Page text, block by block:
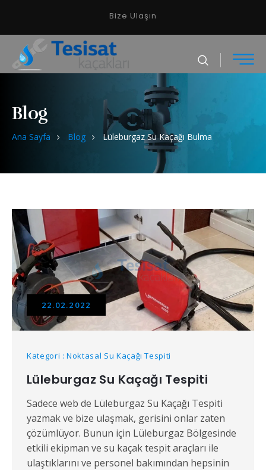
Bize Ulaşın
Blog
Ana Sayfa Blog Lüleburgaz Su Kaçağı Bulma
22.02.2022
Kategori : Noktasal Su Kaçağı Tespiti
Lüleburgaz Su Kaçağı Tespiti
Sadece web de Lüleburgaz Su Kaçağı Tespiti
yazmak ve bize ulaşmak, gerisini onlar zaten
çözümlüyor. Bunun için Lüleburgaz Bölgesinde
etkili ekipman ve su kaçak tespit araçları ile
ulaştıklarını ve personel bakımından hepsinin